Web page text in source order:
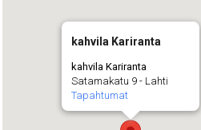
kahvila Kariranta
kahvila Kariranta
Satamakatu 9 - Lahti
Tapahtumat